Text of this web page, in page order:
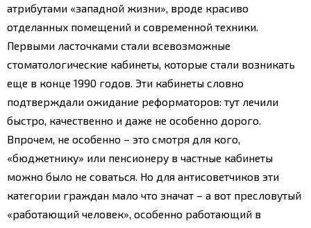
атрибутами «западной жизни», вроде красиво
отделанных помещений и современной техники.
Первыми ласточками стали всевозможные
стоматологические кабинеты, которые стали возникать
еще в конце 1990 годов. Эти кабинеты словно
подтверждали ожидание реформаторов: тут лечили
быстро, качественно и даже не особенно дорого.
Впрочем, не особенно – это смотря для кого,
«бюджетнику» или пенсионеру в частные кабинеты
можно было не соваться. Но для антисоветчиков эти
категории граждан мало что значат – а вот пресловутый
«работающий человек», особенно работающий в